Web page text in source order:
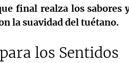
final realza los sabores
la suavidad del tuétano.
los Sentidos